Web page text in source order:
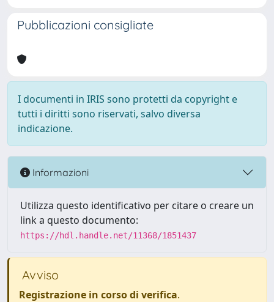
Pubblicazioni consigliate
I documenti in IRIS sono protetti da copyright e
tutti i diritti sono riservati, salvo diversa
indicazione.
Informazioni
Utilizza questo identificativo per citare o creare un
link a questo documento:
https://hdl.handle.net/11368/1851437
Avviso
Registrazione in corso di verifica.